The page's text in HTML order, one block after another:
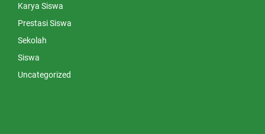
Karya Siswa
Prestasi Siswa
Sekolah
Siswa
Uncategorized